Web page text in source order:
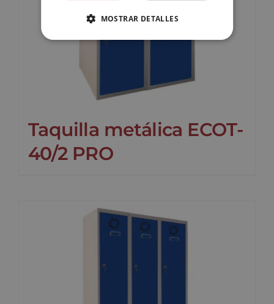
Taquilla metálica ECOT-
40/2 PRO
MOSTRAR DETALLES